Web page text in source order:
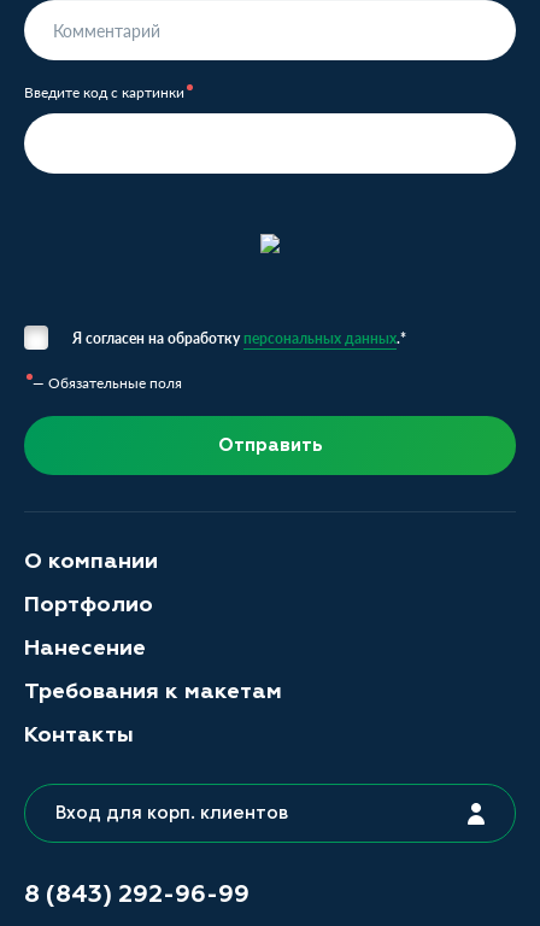
Введите код с картинки
Я согласен на обработкуперсональных данных.*
— Обязательные поля
Отправить
О компании
Портфолио
Нанесение
Требования к макетам
Контакты
Вход для корп. клиентов
8 (843) 292-96-99